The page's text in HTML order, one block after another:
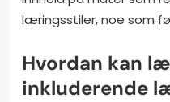
læringsstiler, noe som
Hvordan kan
inkluderende